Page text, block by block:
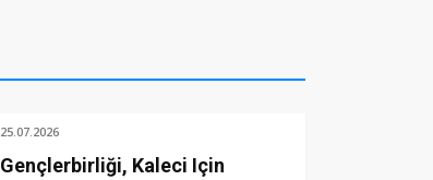
25.07.2026
Gençlerbirliği, Kaleci Için